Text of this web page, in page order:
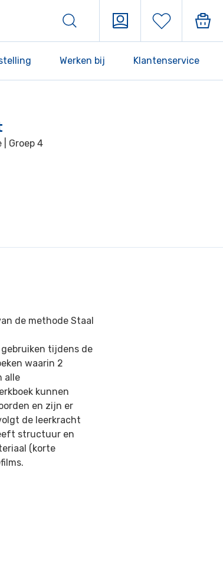
Werken bij Klantenservice
Groep 4
de methode Staal
tijdens de
waarin 2
alle
kunnen
en zijn er
de leerkracht
structuur en
(korte